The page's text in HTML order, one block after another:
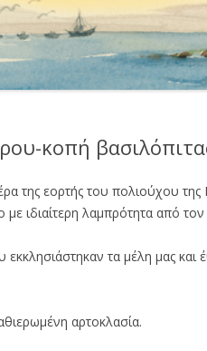
κοπή
της εορτής του πολιούχου
ιδιαίτερη λαμπρότητα από
τα μέλη μας και
αρτοκλασία.